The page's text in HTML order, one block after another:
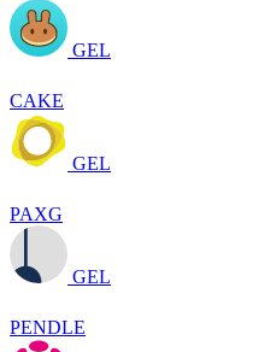
GEL
CAKE
GEL
PAXG
GEL
PENDLE